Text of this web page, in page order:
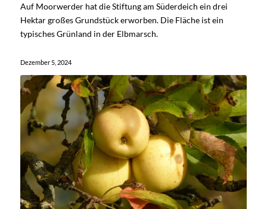
Auf Moorwerder hat die Stiftung am Süderdeich ein drei
Hektar großes Grundstück erworben. Die Fläche ist ein
typisches Grünland in der Elbmarsch.
Dezember 5, 2024